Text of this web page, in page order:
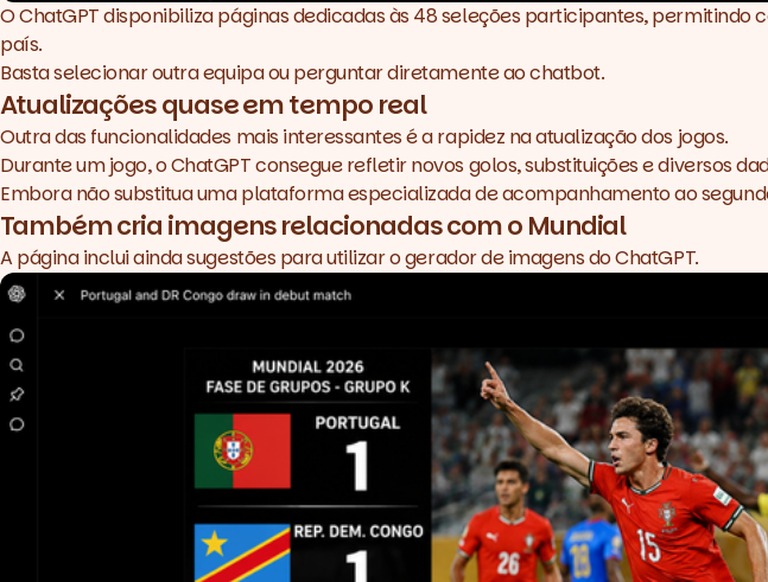
O ChatGPT disponibiliza páginas dedicadas às 48 seleções participantes,
país.
Basta selecionar outra equipa ou perguntar diretamente ao chatbot.
Atualizações quase em tempo real
Outra das funcionalidades mais interessantes é a rapidez na atualização dos jogos.
Durante um jogo, o ChatGPT consegue refletir novos golos, substituições e diversos
Embora não substitua uma plataforma especializada de acompanhamento ao
Também cria imagens relacionadas com o Mundial
A página inclui ainda sugestões para utilizar o gerador de imagens do ChatGPT.